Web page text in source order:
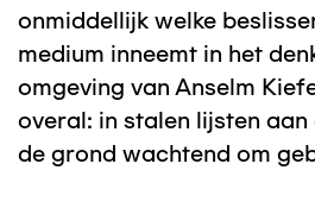
onmiddellijk welke
medium inneemt in het
omgeving van Anselm
overal: in stalen lijsten aan
de grond wachtend om